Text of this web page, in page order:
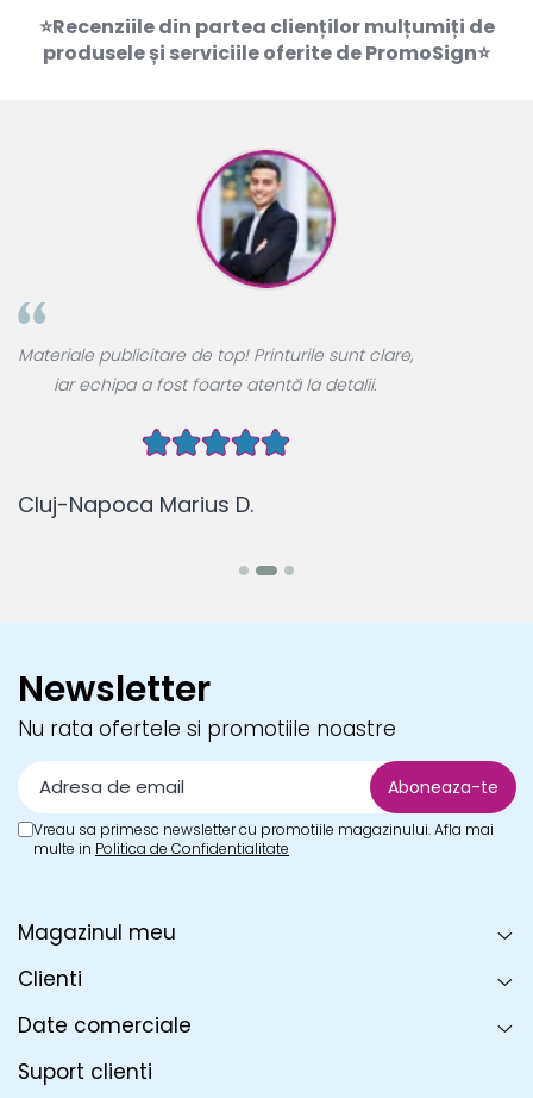
⭐Recenziile din partea clienților mulțumiți de
produsele și serviciile oferite de PromoSign⭐
Cluj-Napoca Marius D.
Materiale publicitare de top! Printurile sunt clare,
iar echipa a fost foarte atentă la detalii.
Newsletter
Nu rata ofertele si promotiile noastre
Vreau sa primesc newsletter cu promotiile magazinului. Afla mai
multe in Politica de Confidentialitate
Magazinul meu
Clienti
Date comerciale
Suport clienti